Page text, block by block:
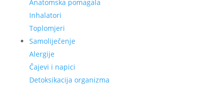
Anatomska pomagala
Inhalatori
Toplomjeri
Samoliječenje
Alergije
Čajevi i napici
Detoksikacija organizma